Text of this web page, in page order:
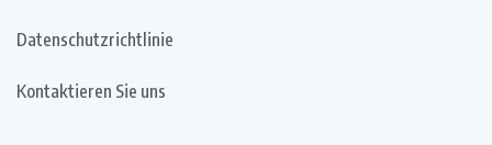
Datenschutzrichtlinie
Kontaktieren Sie uns